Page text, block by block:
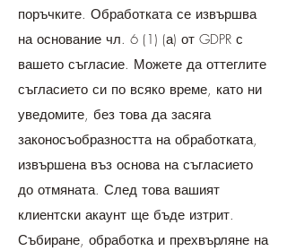
поръчките. Обработката се извършва
на основание чл. 6 (1) (а) от GDPR с
вашето съгласие. Можете да оттеглите
съгласието си по всяко време, като ни
уведомите, без това да засяга
законосъобразността на обработката,
извършена въз основа на съгласието
до отмяната. След това вашият
клиентски акаунт ще бъде изтрит.
Събиране, обработка и прехвърляне на